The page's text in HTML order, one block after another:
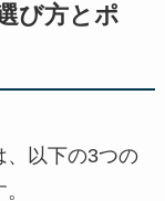
び方とポ
、以下の3つの